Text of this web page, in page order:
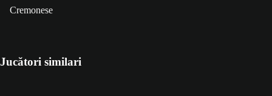
Cremonese
Jucători similari